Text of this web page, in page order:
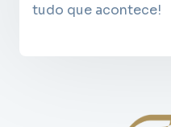
tudo que acontece!